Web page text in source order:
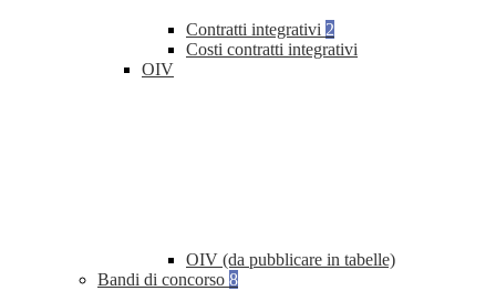
Contratti integrativi 2
Costi contratti integrativi
OIV
OIV (da pubblicare in tabelle)
Bandi di concorso 8